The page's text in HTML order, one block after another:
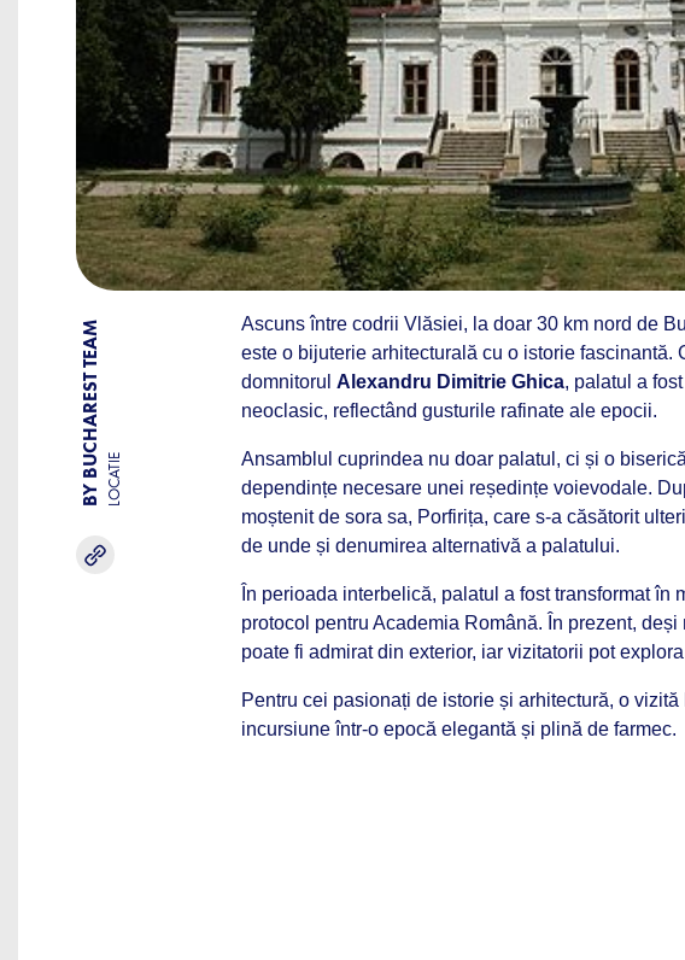
BY BUCHAREST TEAM LOCATIE
Ascuns între codrii Vlăsiei, la doar 30 km nord de
este o bijuterie arhitecturală cu o istorie fascinantă.
domnitorul Alexandru Dimitrie Ghica, palatul a
neoclasic, reflectând gusturile rafinate ale epocii. ​
Ansamblul cuprindea nu doar palatul, ci și o
dependințe necesare unei reședințe voievodale.
moștenit de sora sa, Porfirița, care s-a căsătorit
de unde și denumirea alternativă a palatului. ​
În perioada interbelică, palatul a fost transformat în
protocol pentru Academia Română. În prezent,
poate fi admirat din exterior, iar vizitatorii pot
Pentru cei pasionați de istorie și arhitectură, o
incursiune într-o epocă elegantă și plină de farmec.